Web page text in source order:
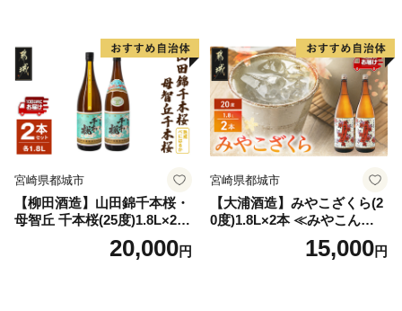
宮崎県都城市
【柳田酒造】山田錦千本桜・
母智丘 千本桜(25度)1.8L×2本
≪みやこんじょ特急便≫_AC
20,000円
宮崎県都城市
【大浦酒造】みやこざくら(2
0度)1.8L×2本 ≪みやこんじょ
特急便≫_MJ-077115,000円